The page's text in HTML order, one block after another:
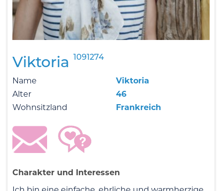
Viktoria 1091274
Name
Viktoria
Alter
46
Wohnsitzland
Frankreich
Charakter und Interessen